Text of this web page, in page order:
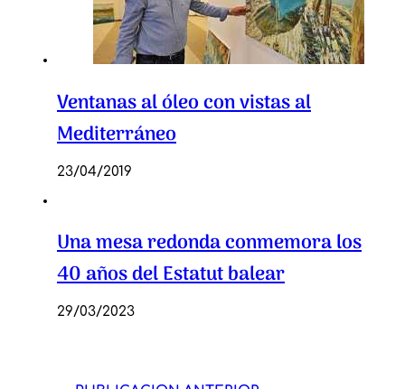
Ventanas al óleo con vistas al
Mediterráneo
23/04/2019
Una mesa redonda conmemora los
40 años del Estatut balear
29/03/2023